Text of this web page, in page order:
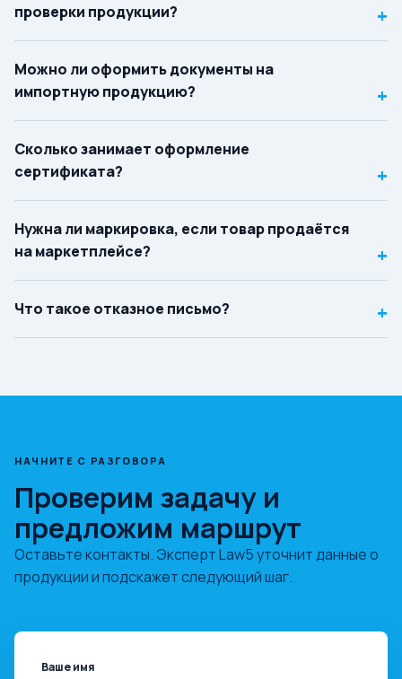
проверки продукции?
+
Можно ли оформить документы на
импортную продукцию?
+
Сколько занимает оформление
сертификата?
+
Нужна ли маркировка, если товар продаётся
на маркетплейсе?
+
Что такое отказное письмо? +
НАЧНИТЕ С РАЗГОВОРА
Проверим задачу и
предложим маршрут
Оставьте контакты. Эксперт Law5 уточнит данные о
продукции и подскажет следующий шаг.
Ваше имя